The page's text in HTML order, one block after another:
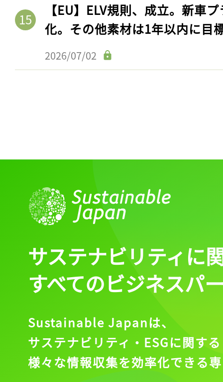
【EU】ELV規則、成立。新車
化。その他素材は1年以内に目
2026/07/02
会員登録
サステナビリティに
すべてのビジネスパ
Sustainable Japanは、
サステナビリティ・ESGに関する
様々な情報収集を効率化できる